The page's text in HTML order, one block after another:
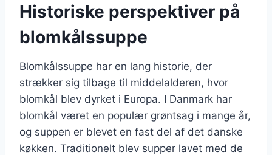
Historiske perspektiver på
blomkålssuppe
Blomkålssuppe har en lang historie, der
strækker sig tilbage til middelalderen, hvor
blomkål blev dyrket i Europa. I Danmark har
blomkål været en populær grøntsag i mange år,
og suppen er blevet en fast del af det danske
køkken. Traditionelt blev supper lavet med de